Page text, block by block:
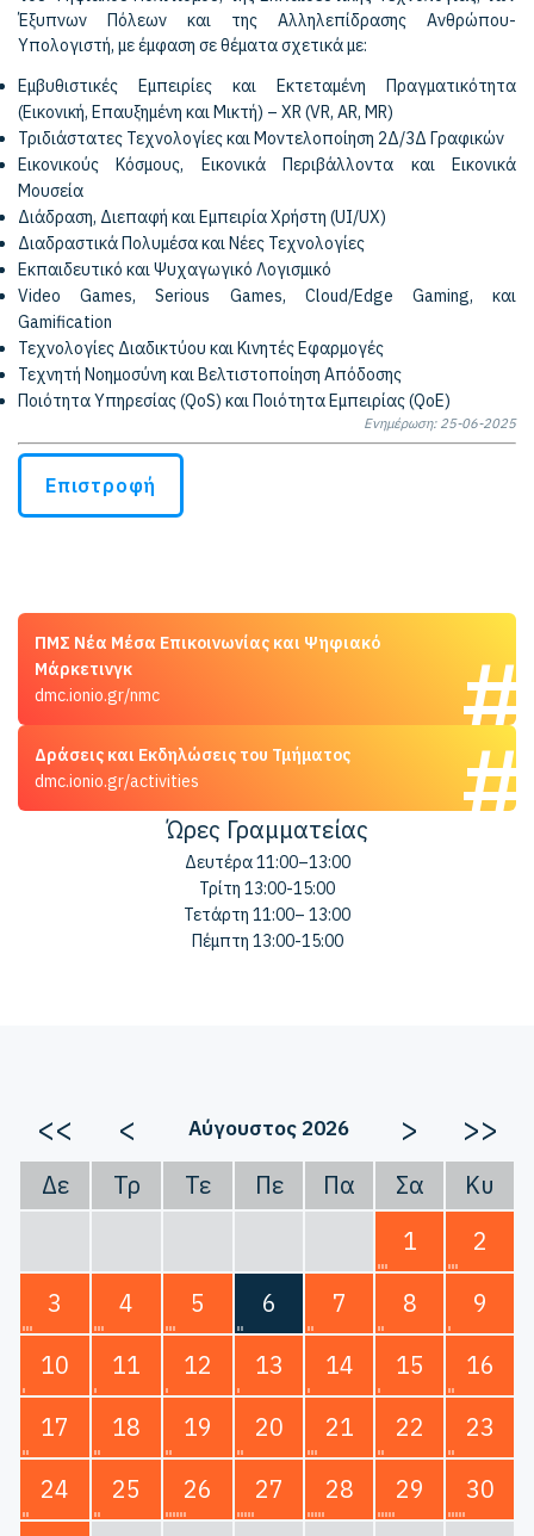
Έξυπνων Πόλεων και της Αλληλεπίδρασης Ανθρώπου-
Υπολογιστή, με έμφαση σε θέματα σχετικά με:
Εμβυθιστικές Εμπειρίες και Εκτεταμένη Πραγματικότητα
(Εικονική, Επαυξημένη και Μικτή) – XR (VR, AR, MR)
Τριδιάστατες Τεχνολογίες και Μοντελοποίηση 2Δ/3Δ Γραφικών
Εικονικούς Κόσμους, Εικονικά Περιβάλλοντα και Εικονικά
Μουσεία
Διάδραση, Διεπαφή και Εμπειρία Χρήστη (UI/UX)
Διαδραστικά Πολυμέσα και Νέες Τεχνολογίες
Εκπαιδευτικό και Ψυχαγωγικό Λογισμικό
Video Games, Serious Games, Cloud/Edge Gaming, και
Gamification
Τεχνολογίες Διαδικτύου και Κινητές Εφαρμογές
Τεχνητή Νοημοσύνη και Βελτιστοποίηση Απόδοσης
Ποιότητα Υπηρεσίας (QoS) και Ποιότητα Εμπειρίας (QoE)
Ενημέρωση: 25-06-2025
Επιστροφή
ΠΜΣ Νέα Μέσα Επικοινωνίας και Ψηφιακό
Μάρκετινγκ
dmc.ionio.gr/nmc
Δράσεις και Εκδηλώσεις του Τμήματος
dmc.ionio.gr/activities
Ώρες Γραμματείας
Δευτέρα 11:00–13:00
Τρίτη 13:00-15:00
Τετάρτη 11:00– 13:00
Πέμπτη 13:00-15:00
<< < Αύγουστος 2026 > >>
Δε Τρ Τε Πε Πα Σα
Κυ
1
2
3
4 5 6 7 8
9
10
11 12 13 14 15
16
17
18 19 20 21 22
23
24
25 26 27 28 29
30